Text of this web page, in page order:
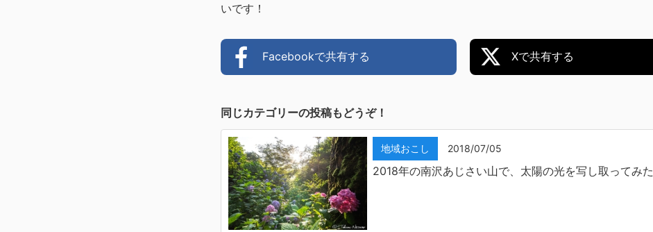
いです！
Facebookで共有する Xで共有する
同じカテゴリーの投稿もどうぞ！
地域おこし 2018/07/05
2018年の南沢あじさい山で、太陽の光を写し取ってみた